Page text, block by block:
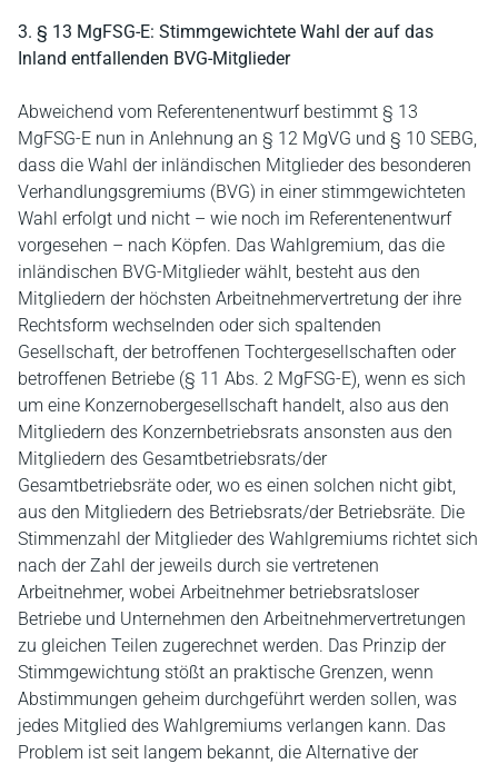
3. § 13 MgFSG-E: Stimmgewichtete Wahl der auf das
Inland entfallenden BVG-Mitglieder
Abweichend vom Referentenentwurf bestimmt § 13
MgFSG-E nun in Anlehnung an § 12 MgVG und § 10 SEBG,
dass die Wahl der inländischen Mitglieder des besonderen
Verhandlungsgremiums (BVG) in einer stimmgewichteten
Wahl erfolgt und nicht – wie noch im Referentenentwurf
vorgesehen – nach Köpfen. Das Wahlgremium, das die
inländischen BVG-Mitglieder wählt, besteht aus den
Mitgliedern der höchsten Arbeitnehmervertretung der ihre
Rechtsform wechselnden oder sich spaltenden
Gesellschaft, der betroffenen Tochtergesellschaften oder
betroffenen Betriebe (§ 11 Abs. 2 MgFSG-E), wenn es sich
um eine Konzernobergesellschaft handelt, also aus den
Mitgliedern des Konzernbetriebsrats ansonsten aus den
Mitgliedern des Gesamtbetriebsrats/der
Gesamtbetriebsräte oder, wo es einen solchen nicht gibt,
aus den Mitgliedern des Betriebsrats/der Betriebsräte. Die
Stimmenzahl der Mitglieder des Wahlgremiums richtet sich
nach der Zahl der jeweils durch sie vertretenen
Arbeitnehmer, wobei Arbeitnehmer betriebsratsloser
Betriebe und Unternehmen den Arbeitnehmervertretungen
zu gleichen Teilen zugerechnet werden. Das Prinzip der
Stimmgewichtung stößt an praktische Grenzen, wenn
Abstimmungen geheim durchgeführt werden sollen, was
jedes Mitglied des Wahlgremiums verlangen kann. Das
Problem ist seit langem bekannt, die Alternative der